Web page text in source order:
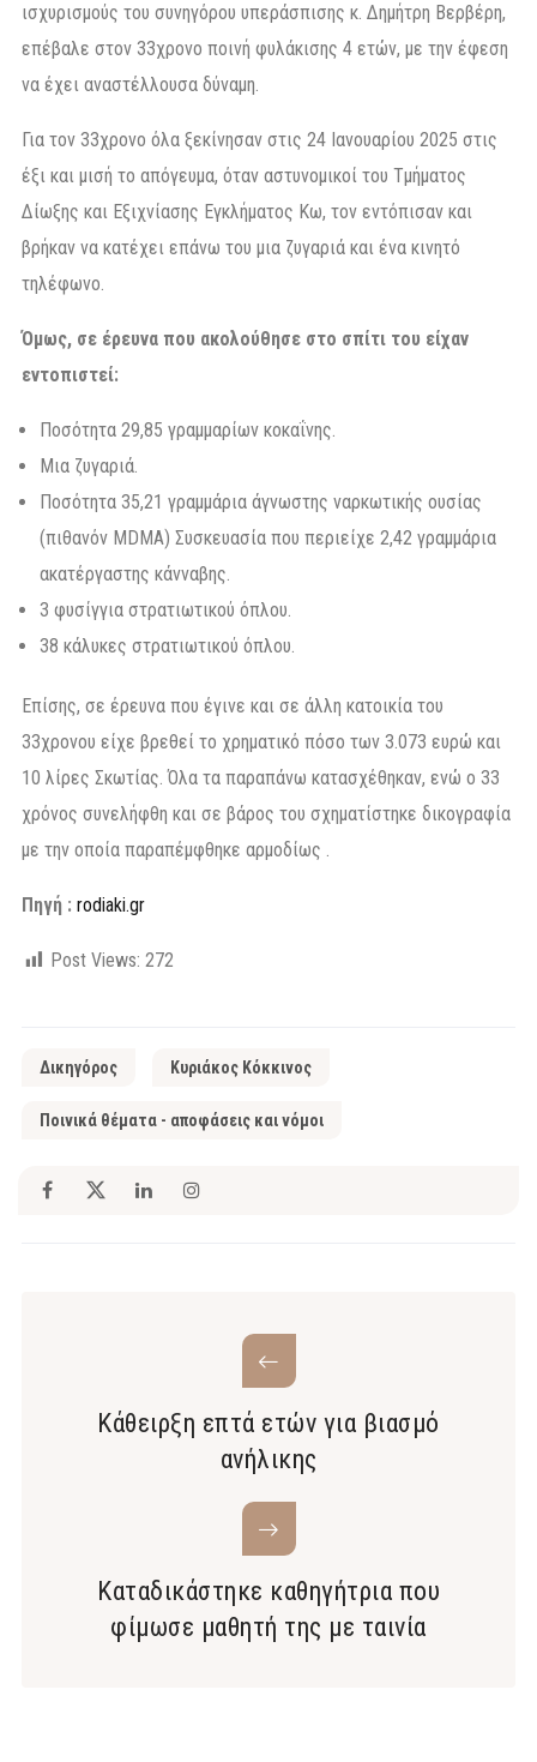
ισχυρισμούς του συνηγόρου υπεράσπισης κ. Δημήτρη Βερβέρη,
επέβαλε στον 33χρονο ποινή φυλάκισης 4 ετών, με την έφεση
να έχει αναστέλλουσα δύναμη.
Για τον 33χρονο όλα ξεκίνησαν στις 24 Ιανουαρίου 2025 στις
έξι και μισή το απόγευμα, όταν αστυνομικοί του Τμήματος
Δίωξης και Εξιχνίασης Εγκλήματος Κω, τον εντόπισαν και
βρήκαν να κατέχει επάνω του μια ζυγαριά και ένα κινητό
τηλέφωνο.
Όμως, σε έρευνα που ακολούθησε στο σπίτι του είχαν
εντοπιστεί:
Ποσότητα 29,85 γραμμαρίων κοκαΐνης.
Μια ζυγαριά.
Ποσότητα 35,21 γραμμάρια άγνωστης ναρκωτικής ουσίας
(πιθανόν MDMA) Συσκευασία που περιείχε 2,42 γραμμάρια
ακατέργαστης κάνναβης.
3 φυσίγγια στρατιωτικού όπλου.
38 κάλυκες στρατιωτικού όπλου.
Επίσης, σε έρευνα που έγινε και σε άλλη κατοικία του
33χρονου είχε βρεθεί το χρηματικό πόσο των 3.073 ευρώ και
10 λίρες Σκωτίας. Όλα τα παραπάνω κατασχέθηκαν, ενώ ο 33
χρόνος συνελήφθη και σε βάρος του σχηματίστηκε δικογραφία
με την οποία παραπέμφθηκε αρμοδίως .
Πηγή : rodiaki.gr
Post Views: 272
Δικηγόρος Κυριάκος Κόκκινος
Ποινικά θέματα - αποφάσεις και νόμοι
Κάθειρξη επτά ετών για βιασμό
ανήλικης
Καταδικάστηκε καθηγήτρια που
φίμωσε μαθητή της με ταινία